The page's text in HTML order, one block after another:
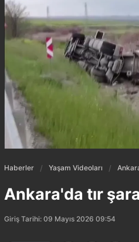
Haberler Yaşam Videoları
Ankara'da tır
Giriş Tarihi: 09 Mayıs 2026 09:54